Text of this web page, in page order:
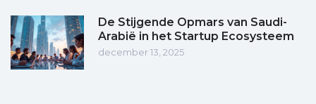
De Stijgende Opmars van Saudi-
Arabië in het Startup Ecosysteem
december 13, 2025